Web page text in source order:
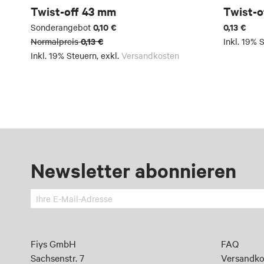
Twist-off 43 mm
Sonderangebot 0,10 €
Normalpreis 0,13 €
Inkl. 19% Steuern, exkl. Versandkosten
Twist-
0,13 €
Inkl. 19%
Newsletter abonnieren
Melden
Sie
an
für
Fiys GmbH
Sachsenstr. 7
FAQ